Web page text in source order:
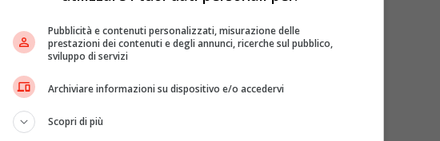
del futuro”, immunità di gregge a luglio. Tre punti
Mario Draghi, che ieri 29 marzo ha incontrato le Regioni
al Paese, ha rimarcato. “Bisogna cominciare ad
questa situazione di inattività. Sono certo che, tutti
è la mia certezza, non è una speranza né un
Pubblicità e contenuti personalizzati, misurazione delle
prestazioni dei contenuti e degli annunci, ricerche sul pubblico,
sviluppo di servizi
Archiviare informazioni su dispositivo e/o accedervi
Scopri di più